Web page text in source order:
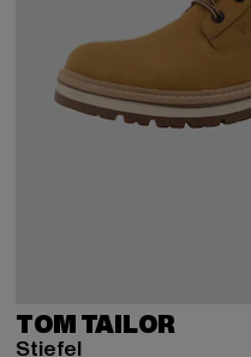
TOM TAILOR
Stiefel